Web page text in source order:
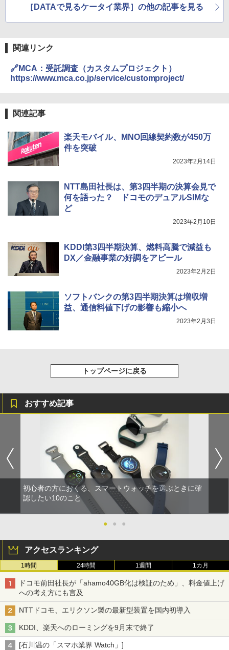
［DATAで見るケータイ業界］の他の記事を見る
関連リンク
🔗MCA：受託調査（カスタムプロジェクト）
https://www.mca.co.jp/service/customproject/
関連記事
楽天モバイル、MNO回線契約数が450万
件を突破
2023年2月14日
NTT島田社長は、第3四半期の決算会見で
何を語った？ ドコモのデュアルSIMな
ど
2023年2月10日
KDDI第3四半期決算、燃料高騰で減益も
DX／金融事業の好調をアピール
2023年2月2日
ソフトバンクの第3四半期決算は増収増
益、通信料値下げの影響も縮小へ
2023年2月3日
トップページに戻る
おすすめ記事
初心者の方におくる、スマートウォッチを選ぶときに確
認したい10のこと
● ● ●
アクセスランキング
1時間 24時間 1週間 1カ月
ドコモ前田社長が「ahamo40GB化は検証のため」、料金値上げ
への考え方にも言及
NTTドコモ、エリクソン製の最新型装置を国内初導入
KDDI、楽天へのローミングを9月末で終了
[石川温の「スマホ業界 Watch」]